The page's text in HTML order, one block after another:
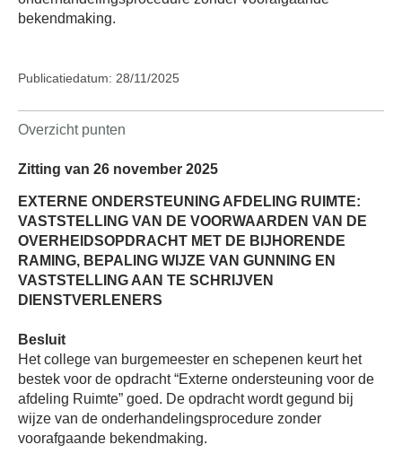
bekendmaking.
Publicatiedatum: 28/11/2025
Overzicht punten
Zitting van 26 november 2025
EXTERNE ONDERSTEUNING AFDELING RUIMTE:
VASTSTELLING VAN DE VOORWAARDEN VAN DE
OVERHEIDSOPDRACHT MET DE BIJHORENDE
RAMING, BEPALING WIJZE VAN GUNNING EN
VASTSTELLING AAN TE SCHRIJVEN
DIENSTVERLENERS
Besluit
Het college van burgemeester en schepenen keurt het
bestek voor de opdracht “Externe ondersteuning voor de
afdeling Ruimte” goed. De opdracht wordt gegund bij
wijze van de onderhandelingsprocedure zonder
voorafgaande bekendmaking.